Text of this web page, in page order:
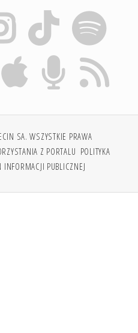
SA. WSZYSTKIE PRAWA
Z PORTALU POLITYKA
INFORMACJI PUBLICZNEJ